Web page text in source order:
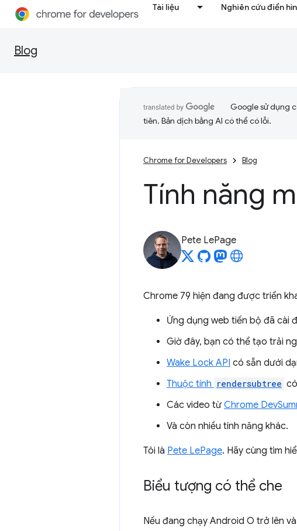
Tài liệu Nghiên cứu điển
Blog
Google sử dụng
tiên. Bản dịch bằng AI có thể có lỗi.
Chrome for Developers Blog
Tính năng
Pete LePage
Chrome 79 hiện đang được triển
Ứng dụng web tiến bộ đã cài
Giờ đây, bạn có thể tạo trải
Wake Lock API có sẵn dưới
Thuộc tính rendersubtree
Các video từ Chrome
Và còn nhiều tính năng khác.
Tôi là Pete LePage. Hãy cùng tìm
Biểu tượng có thể che
Nếu đang chạy Android O trở lên